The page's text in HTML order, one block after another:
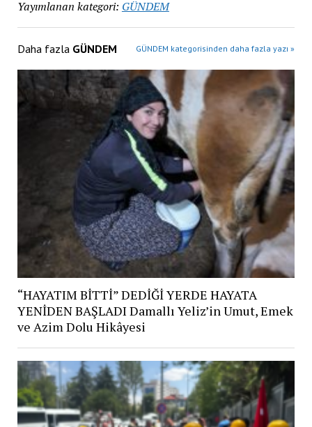
Yayımlanan kategori: GÜNDEM
Daha fazla GÜNDEM GÜNDEM kategorisinden daha fazla yazı »
“HAYATIM BİTTİ” DEDİĞİ YERDE HAYATA
YENİDEN BAŞLADI Damallı Yeliz’in Umut, Emek
ve Azim Dolu Hikâyesi